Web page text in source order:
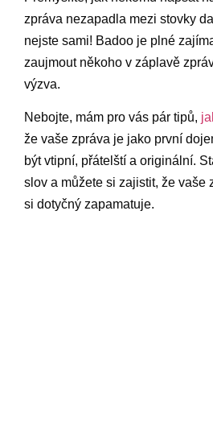
zpráva nezapadla mezi stovky
nejste sami! Badoo je plné
zaujmout někoho v záplavě
výzva.
Nebojte, mám pro vás pár tipů,
že vaše zpráva je jako první
být vtipní, přátelští a originální.
slov a můžete si zajistit, že vaše
si dotyčný zapamatuje.